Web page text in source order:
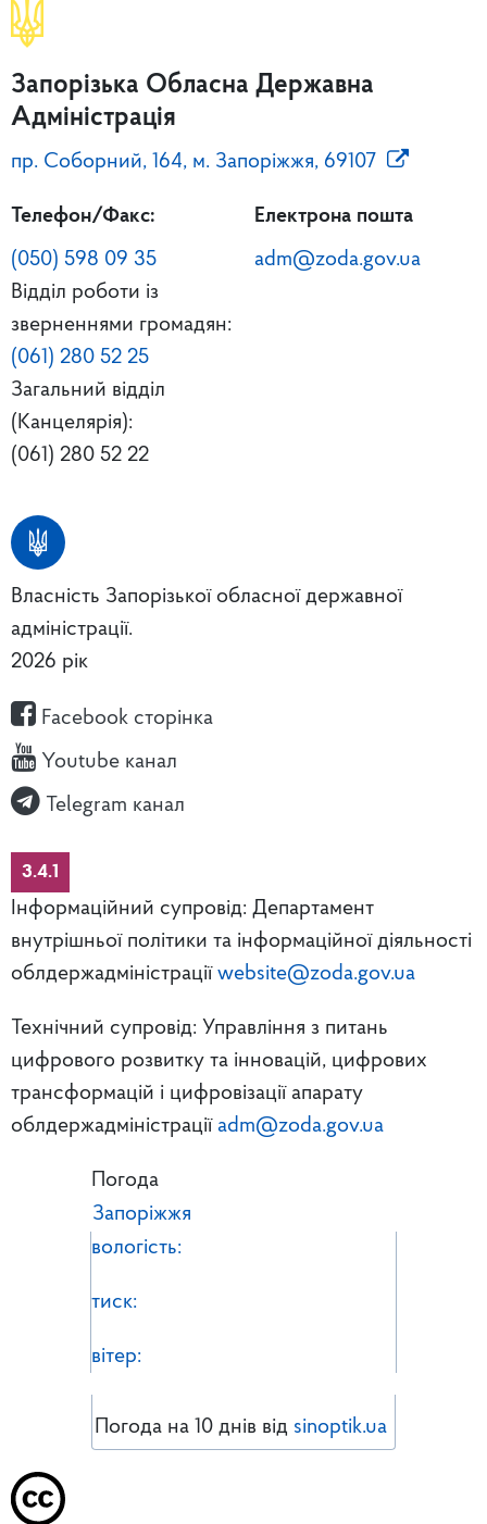
Запорізька Обласна Державна
Адміністрація
пр. Соборний, 164, м. Запоріжжя, 69107
Телефон/Факс:
(050) 598 09 35
Відділ роботи із
зверненнями громадян:
(061) 280 52 25
Загальний відділ
(Канцелярія):
(061) 280 52 22
Електрона пошта
adm@zoda.gov.ua
Власність Запорізької обласної державної
адміністрації.
2026 рік
Facebook сторінка
Youtube канал
Telegram канал
3.4.1
Інформаційний супровід: Департамент
внутрішньої політики та інформаційної діяльності
облдержадміністрації website@zoda.gov.ua
Технічний супровід: Управління з питань
цифрового розвитку та інновацій, цифрових
трансформацій і цифровізації апарату
облдержадміністрації adm@zoda.gov.ua
Погода
Запоріжжя
вологість:
тиск:
вітер:
Погода на 10 днів від sinoptik.ua